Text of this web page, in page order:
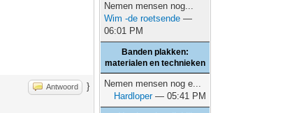
Antwoord }
Nemen mensen nog...
Wim -de roetsende —
06:01 PM
Banden plakken:
materialen en technieken
Nemen mensen nog e...
Hardloper— 05:41 PM